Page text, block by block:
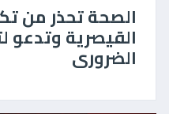
الصحة تحذر من
القيصرية وتدعو
الضرورى